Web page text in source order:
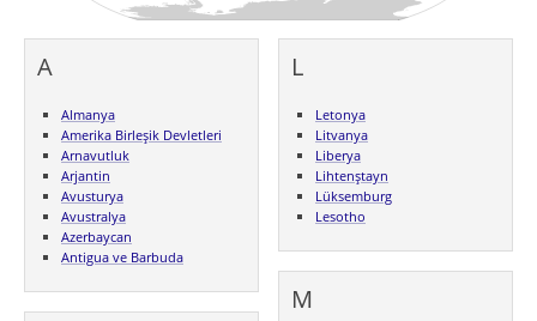
A
Almanya
Amerika Birleşik Devletleri
Arnavutluk
Arjantin
Avusturya
Avustralya
Azerbaycan
Antigua ve Barbuda
L
Letonya
Litvanya
Liberya
Lihtenştayn
Lüksemburg
Lesotho
M